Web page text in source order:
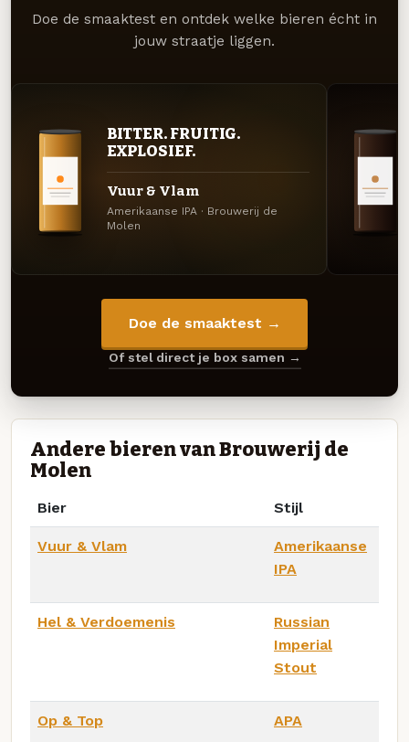
Doe de smaaktest en ontdek welke bieren écht in
jouw straatje liggen.
BITTER. FRUITIG.
EXPLOSIEF.
Vuur & Vlam
Amerikaanse IPA · Brouwerij de
Molen
Doe de smaaktest →
Of stel direct je box samen →
Andere bieren van Brouwerij de
Molen
Bier Stijl
Vuur & Vlam
Amerikaanse
IPA
Hel & Verdoemenis
Russian
Imperial
Stout
Op & Top APA